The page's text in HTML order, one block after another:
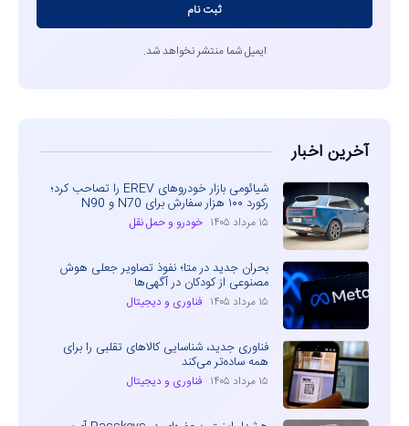
ثبت نام
ایمیل شما منتشر نخواهد شد.
آخرین اخبار
شیائومی بازار خودروهای EREV را تصاحب کرد؛
رکورد ۱۰۰ هزار سفارش برای N70 و N90
۱۵ مرداد ۱۴۰۵ خودرو و حمل نقل
بحران جدید در متا؛ نفوذ تصاویر جعلی هوش
مصنوعی از کودکان در آگهی‌ها
۱۵ مرداد ۱۴۰۵ فناوری و دیجیتال
فناوری جدید، شناسایی کالاهای تقلبی را برای
همه ساده‌تر می‌کند
۱۵ مرداد ۱۴۰۵ فناوری و دیجیتال